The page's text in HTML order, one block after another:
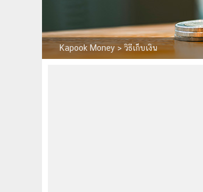
Kapook Money >วิธีเก็บเงิน